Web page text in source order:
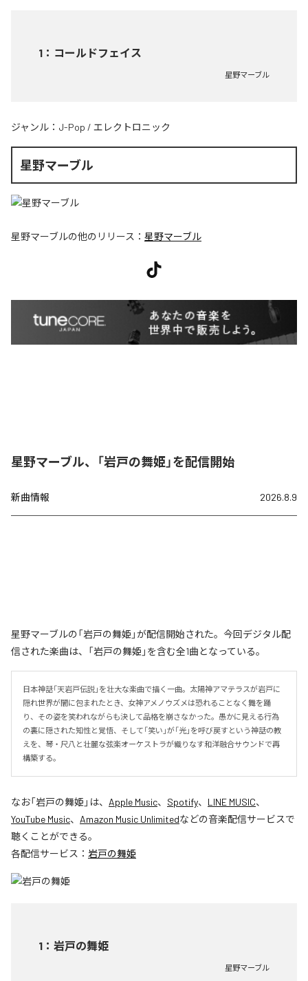
1 ： コールドフェイス
星野マーブル
ジャンル： J-Pop / エレクトロニック
星野マーブル
星野マーブルの他のリリース： 星野マーブル
星野マーブル、「岩戸の舞姫」を配信開始
新曲情報 2026.8.9
星野マーブルの「岩戸の舞姫」が配信開始された。今回デジタル配
信された楽曲は、「岩戸の舞姫」を含む全1曲となっている。
日本神話「天岩戸伝説」を壮大な楽曲で描く一曲。太陽神アマテラスが岩戸に
隠れ世界が闇に包まれたとき、女神アメノウズメは恐れることなく舞を踊
り、その姿を笑われながらも決して品格を崩さなかった。愚かに見える行為
の裏に隠された知性と覚悟、そして「笑い」が「光」を呼び戻すという神話の教
えを、琴・尺八と壮麗な弦楽オーケストラが織りなす和洋融合サウンドで再
構築する。
なお「岩戸の舞姫 」は、 Apple Music、 Spotify、 LINE MUSIC、
YouTube Music、 Amazon Music Unlimitedなどの音楽配信サービスで
聴くことができる。
各配信サービス： 岩戸の舞姫
1 ： 岩戸の舞姫
星野マーブル